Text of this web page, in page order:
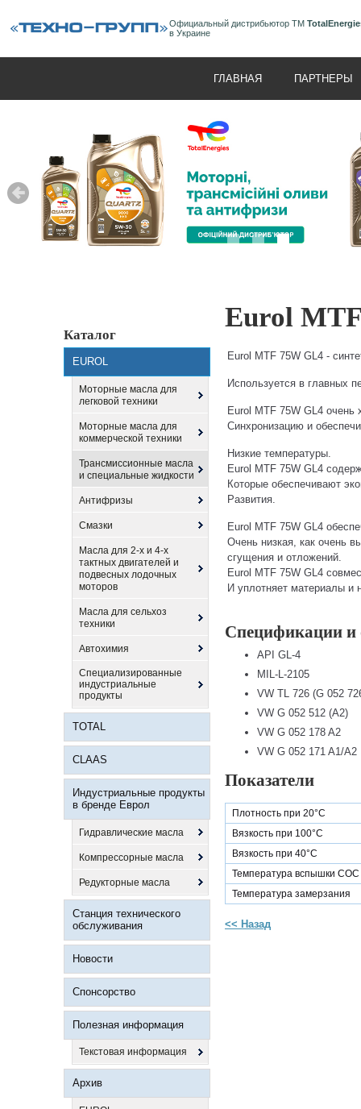
Официальный дистрибьютор ТМ
в Украине
ГЛАВНАЯ ПАРТНЕРЫ
Каталог
EUROL
Моторные масла для
легковой техники
Моторные масла для
коммерческой техники
Трансмиссионные масла
и специальные жидкости
Антифризы
Смазки
Масла для 2-х и 4-х
тактных двигателей и
подвесных лодочных
моторов
Масла для сельхоз
техники
Автохимия
Специализированные
индустриальные
продукты
TOTAL
CLAAS
Индустриальные продукты
в бренде Еврол
Гидравлические масла
Компрессорные масла
Редукторные масла
Станция технического
обслуживания
Новости
Спонсорство
Полезная информация
Текстовая информация
Архив
Eurol
Eurol MTF 75W GL4 -
Используется в главных
Eurol MTF 75W GL4
Синхронизацию и
Низкие температуры.
Eurol MTF 75W GL4
Которые обеспечивают
Развития.
Eurol MTF 75W GL4
Очень низкая, как очень
сгущения и отложений.
Eurol MTF 75W GL4
И уплотняет материалы и
Спецификации и
API GL-4
MIL-L-2105
VW TL 726 (G 052
VW G 052 512 (A2)
VW G 052 178 A2
VW G 052 171 A1/A2
Показатели
Плотность при 20°C
Вязкость при 100°C
Вязкость при 40°C
Температура вспышки COC
Температура замерзания
<< Назад